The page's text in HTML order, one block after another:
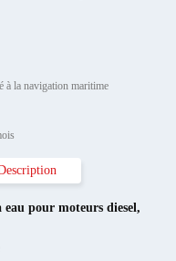
à la navigation maritime
eau pour moteurs diesel,